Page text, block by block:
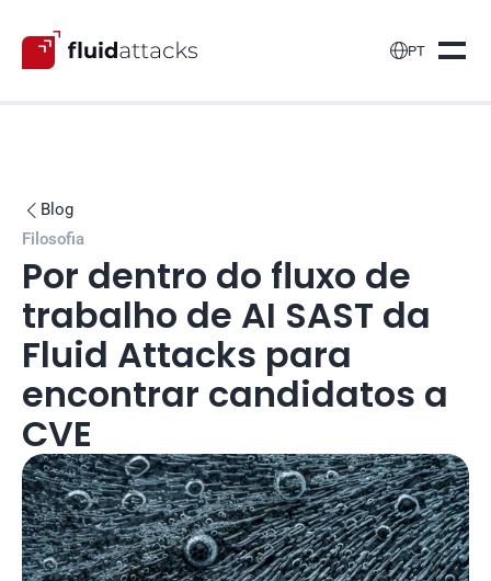
PT
 Blog
Filosofia
Por dentro do fluxo de
trabalho de AI SAST da
Fluid Attacks para
encontrar candidatos a
CVE